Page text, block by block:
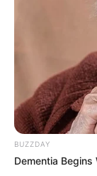
BUZZDAY
Dementia Begins